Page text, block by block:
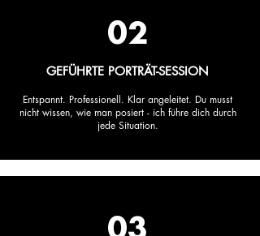
02
GEFÜHRTE PORTRÄT-SESSION
Entspannt. Professionell. Klar angeleitet. Du musst
nicht wissen, wie man posiert - ich führe dich durch
jede Situation.